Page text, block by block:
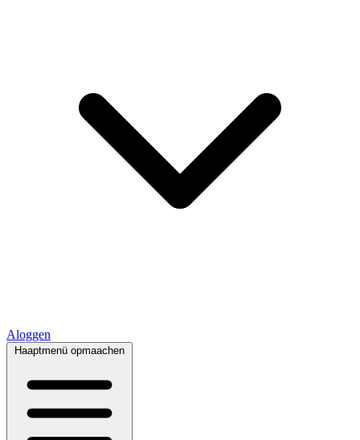
Aloggen
Haaptmenü opmaachen